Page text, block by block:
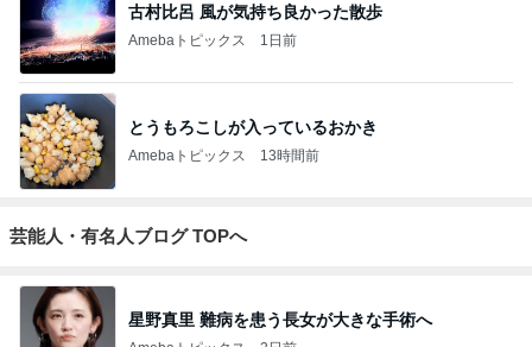
古村比呂 風が気持ち良かった散歩
Amebaトピックス 1日前
とうもろこしが入っているおかき
Amebaトピックス 13時間前
芸能人・有名人ブログ TOPへ
星野真里 難病を患う長女が大きな手術へ